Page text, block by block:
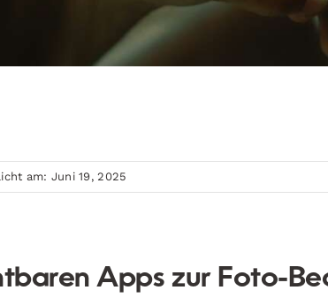
am: Juni 19, 2025
Apps zur Foto-